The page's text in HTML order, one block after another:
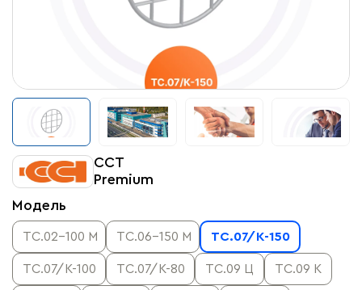
ССТ
Premium
Модель
ТС.02-100 М ТС.06-150 М ТС.07/К-150
ТС.07/К-100 ТС.07/К-80 ТС.09 Ц ТС.09 К